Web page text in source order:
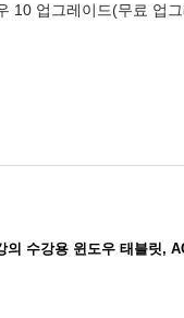
10 업그레이드(무료 업
의 수강용 윈도우 태블릿,